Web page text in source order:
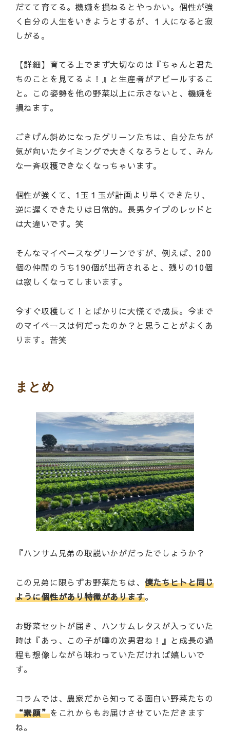
だてて育てる。機嫌を損ねるとやっかい。個性が強
く自分の人生をいきようとするが、１人になると寂
しがる。
【詳細】育てる上でまず大切なのは『ちゃんと君た
ちのことを見てるよ！』と生産者がアピールするこ
と。この姿勢を他の野菜以上に示さないと、機嫌を
損ねます。
ごきげん斜めになったグリーンたちは、自分たちが
気が向いたタイミングで大きくなろうとして、みん
な一斉収穫できなくなっちゃいます。
個性が強くて、1玉１玉が計画より早くできたり、
逆に遅くできたりは日常的。長男タイプのレッドと
は大違いです。笑
そんなマイペースなグリーンですが、例えば、200
個の仲間のうち190個が出荷されると、残りの10個
は寂しくなってしまいます。
今すぐ収穫して！とばかりに大慌てで成長。今まで
のマイペースは何だったのか？と思うことがよくあ
ります。苦笑
まとめ
『ハンサム兄弟の取説いかがだったでしょうか？
この兄弟に限らずお野菜たちは、 僕たちヒトと同じ
ように個性があり特徴があります。
お野菜セットが届き、ハンサムレタスが入っていた
時は『あっ、この子が噂の次男君ね！』と成長の過
程も想像しながら味わっていただければ嬉しいで
す。
コラムでは、農家だから知ってる面白い野菜たちの
“素顔”をこれからもお届けさせていただきます
ね。